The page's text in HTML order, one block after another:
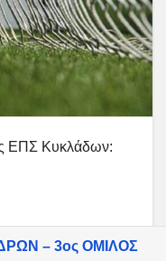
ΕΠΣ Κυκλάδων:
– 3ος ΟΜΙΛΟΣ